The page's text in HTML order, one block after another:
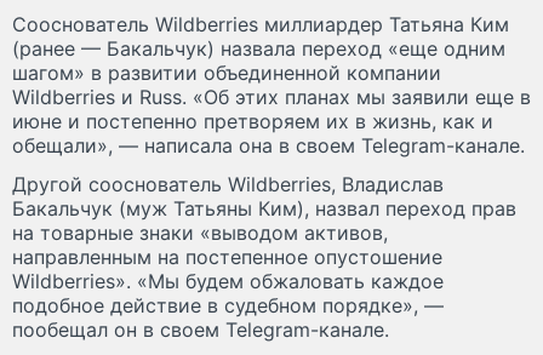
Сооснователь Wildberries миллиардер Татьяна Ким
(ранее — Бакальчук) назвала переход «еще одним
шагом» в развитии объединенной компании
Wildberries и Russ. «Об этих планах мы заявили еще в
июне и постепенно претворяем их в жизнь, как и
обещали», — написала она в своем Telegram-канале.
Другой сооснователь Wildberries, Владислав
Бакальчук (муж Татьяны Ким), назвал переход прав
на товарные знаки «выводом активов,
направленным на постепенное опустошение
Wildberries». «Мы будем обжаловать каждое
подобное действие в судебном порядке», —
пообещал он в своем Telegram-канале.